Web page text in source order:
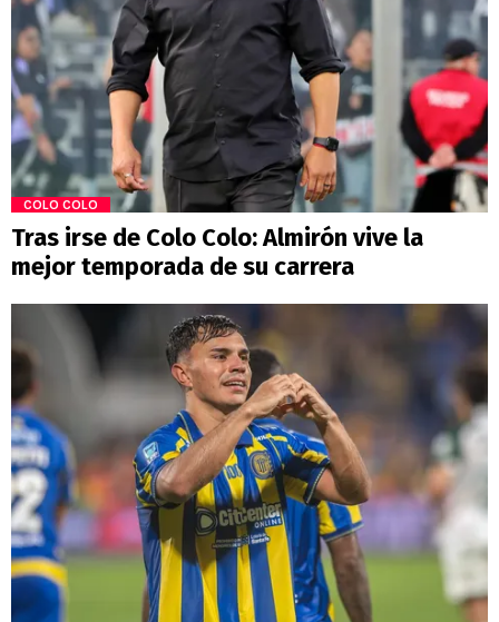
COLO COLO
Tras irse de Colo Colo: Almirón vive la
mejor temporada de su carrera